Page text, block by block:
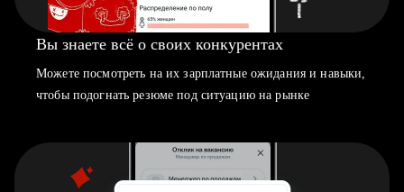
Вы знаете всё о своих конкурентах
Можете посмотреть на их зарплатные ожидания и навыки,
чтобы подогнать резюме под ситуацию на рынке